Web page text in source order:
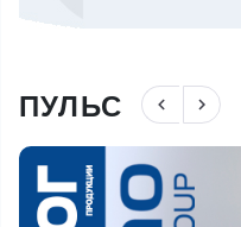
ПУЛЬС navigate_before navigate_next